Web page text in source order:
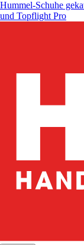
Hummel-Schuhe
und Topflight Pro